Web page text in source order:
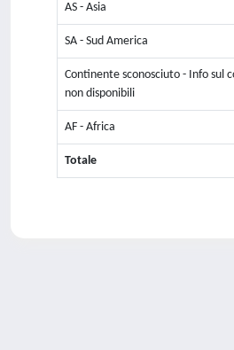
AS - Asia
SA - Sud America
Continente sconosciuto - Info sul
non disponibili
AF - Africa
Totale